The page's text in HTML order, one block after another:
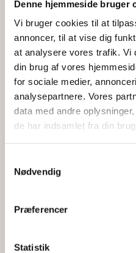
Denne hjemmeside bruger
Vi bruger cookies til at
annoncer, til at vise dig
at analysere vores trafik. Vi
din brug af vores
for sociale medier,
analysepartnere. Vores
data med andre
de har indsamlet fra din
Nødvendig
Præferencer
Statistik
Jeg accepterer behandlingen
henhold tilprivatlivspolitikken